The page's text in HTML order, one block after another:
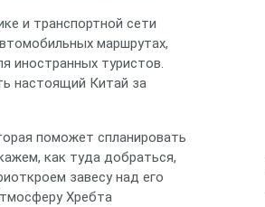
и транспортной сети
маршрутах,
иностранных туристов.
настоящий Китай за
поможет спланировать
как туда добраться,
завесу над его
Хребта